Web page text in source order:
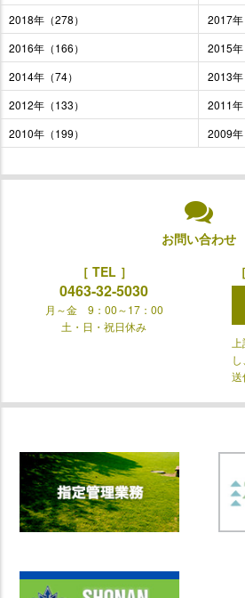
2018年（278）
2017年
2016年（166）
2015年
2014年（74）
2013年
2012年（133）
2011年
2010年（199）
2009年
お問い合わせ
［ TEL ］
0463-32-5030
月～金 9：00～17：00
土・日・祝日休み
送